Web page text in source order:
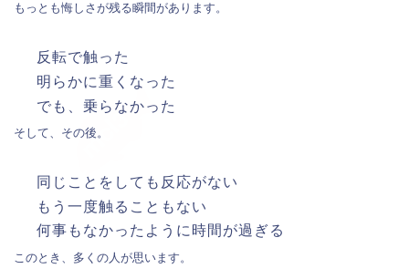
もっとも悔しさが残る瞬間があります。
反転で触った
明らかに重くなった
でも、乗らなかった
そして、その後。
同じことをしても反応がない
もう一度触ることもない
何事もなかったように時間が過ぎる
このとき、多くの人が思います。